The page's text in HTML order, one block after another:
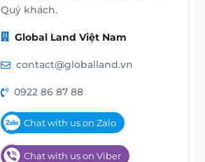
Quý khách.
Global Land Việt Nam
contact@globalland.vn
0922 86 87 88
Chat with us on Zalo
Chat with us on Viber